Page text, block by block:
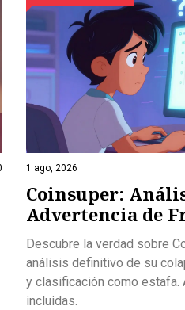
1 ago, 2026
Coinsuper:
Advertencia de
Descubre la verdad sobre
análisis definitivo de su
y clasificación como estafa.
incluidas.